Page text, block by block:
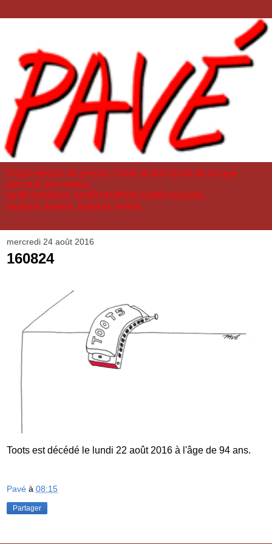
Façon dessin de presse, Pavé se fait l'écho de ce que
parcourt son auteur,
tantôt méditant, tantôt souffrant, tantôt souriant...
toujours aimant, toujours vivant.
mercredi 24 août 2016
160824
Toots est décédé le lundi 22 août 2016 à l'âge de 94 ans.
Pavé à 08:15
Partager